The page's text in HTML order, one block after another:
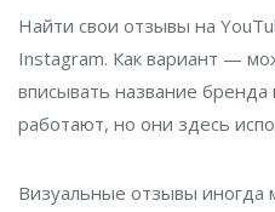
Найти свои отзывы на
Instagram. Как вариант —
вписывать название бренда
работают, но они здесь
Визуальные отзывы иногда